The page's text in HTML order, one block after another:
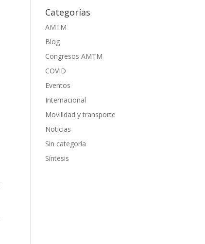
Categorías
AMTM
Blog
Congresos AMTM
COVID
Eventos
Internacional
Movilidad y transporte
Noticias
Sin categoría
Síntesis